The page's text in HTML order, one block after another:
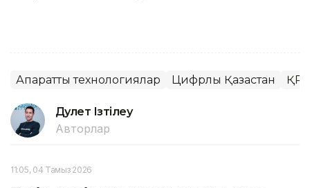
Ақпараттық технологиялар Цифрлық Қазақстан ҚР
Дәулет Ізтілеу
Авторлар
11:05, 04 Тамыз 2026